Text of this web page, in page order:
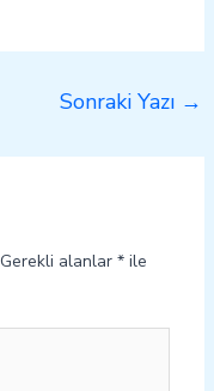
Sonraki Yazı →
Gerekli alanlar *ile